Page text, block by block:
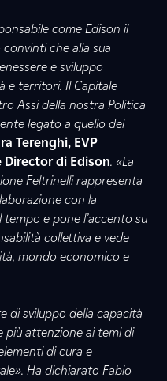
come Edison il
che alla sua
e sviluppo
e territori. Il Capitale
Assi della nostra Politica
legato a quello del
Terenghi, EVP
Director di Edison. «La
Feltrinelli rappresenta
con la
e pone l’accento su
collettiva e vede
mondo economico e
di sviluppo della capacità
più attenzione ai temi di
di cura e
Ha dichiarato Fabio